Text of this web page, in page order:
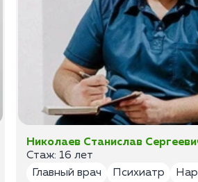
Николаев Станислав
Стаж: 16 лет
Главный врач
Психиатр